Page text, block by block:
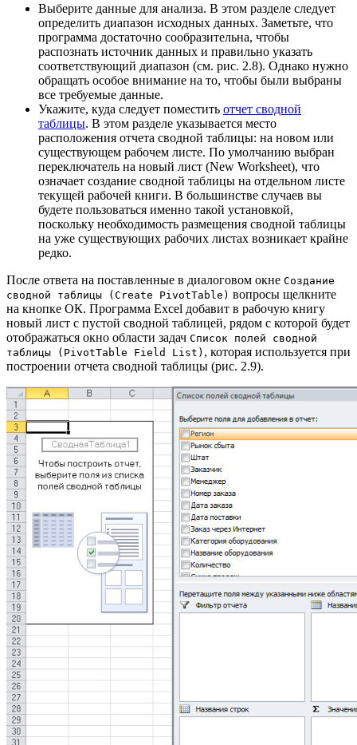
Выберите данные для анализа. В этом разделе следует
определить диапазон исходных данных. Заметьте, что
программа достаточно сообразительна, чтобы
распознать источник данных и правильно указать
соответствующий диапазон (см. рис. 2.8). Однако нужно
обращать особое внимание на то, чтобы были выбраны
все требуемые данные.
Укажите, куда следует поместить отчет сводной
таблицы. В этом разделе указывается место
расположения отчета сводной таблицы: на новом или
существующем рабочем листе. По умолчанию выбран
переключатель на новый лист (New Worksheet), что
означает создание сводной таблицы на отдельном листе
текущей рабочей книги. В большинстве случаев вы
будете пользоваться именно такой установкой,
поскольку необходимость размещения сводной таблицы
на уже существующих рабочих листах возникает крайне
редко.
После ответа на поставленные в диалоговом окне Создание
сводной таблицы (Create PivotTable) вопросы щелкните
на кнопке ОК. Программа Excel добавит в рабочую книгу
новый лист с пустой сводной таблицей, рядом с которой будет
отображаться окно области задач Список полей сводной
таблицы (PivotTable Field List) , которая используется при
построении отчета сводной таблицы (рис. 2.9).